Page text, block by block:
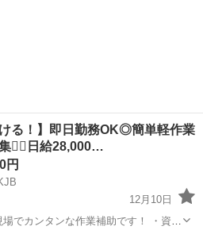
ける！】即日勤務OK◎簡単軽作業
👷‍♂️日給28,000…
円
12月10日